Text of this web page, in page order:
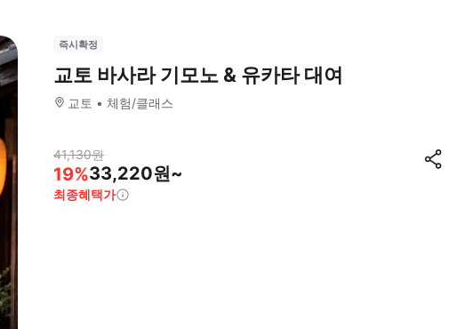
즉시확정
교토 바사라 기모노 & 유카타 대여
교토 체험/클래스
41,130원
19%33,220원~
최종혜택가